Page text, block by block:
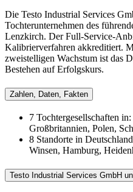
Die Testo Industrial Services
Tochterunternehmen des
Lenzkirch. Der Full-Service-
Kalibrierverfahren akkreditiert.
zweistelligen Wachstum ist das
Bestehen auf Erfolgskurs.
Zahlen, Daten, Fakten
7 Tochtergesellschaften
Großbritannien, Polen,
8 Standorte in
Winsen, Hamburg,
Testo Industrial Services GmbH